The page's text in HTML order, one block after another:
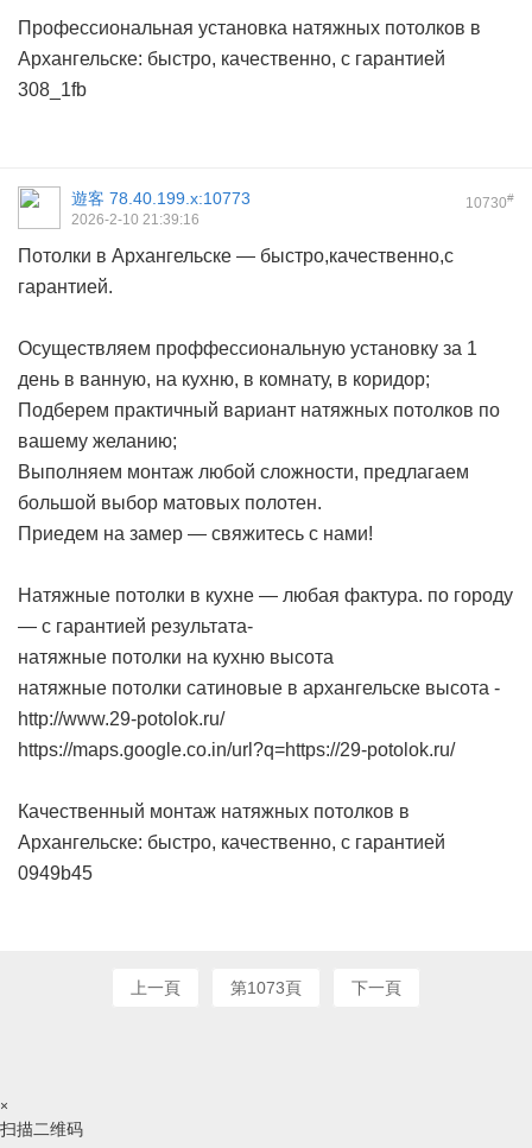
Профессиональная установка натяжных потолков в
Архангельске: быстро, качественно, с гарантией
308_1fb
10730#
遊客 78.40.199.x:10773
2026-2-10 21:39:16
Потолки в Архангельске — быстро,качественно,с
гарантией.
Осуществляем проффессиональную установку за 1
день в ванную, на кухню, в комнату, в коридор;
Подберем практичный вариант натяжных потолков по
вашему желанию;
Выполняем монтаж любой сложности, предлагаем
большой выбор матовых полотен.
Приедем на замер — свяжитесь с нами!
Натяжные потолки в кухне — любая фактура. по городу
— с гарантией результата-
натяжные потолки на кухню высота
натяжные потолки сатиновые в архангельске высота -
http://www.29-potolok.ru/
https://maps.google.co.in/url?q=https://29-potolok.ru/
Качественный монтаж натяжных потолков в
Архангельске: быстро, качественно, с гарантией
0949b45
上一頁 第1073頁 下一頁
×
扫描二维码